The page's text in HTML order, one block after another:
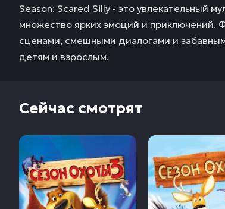
Season: Scared Silly - это увлекательный
множество ярких эмоций и приключений.
сценами, смешными диалогами и
детям и взрослым.
Сейчас смотрят